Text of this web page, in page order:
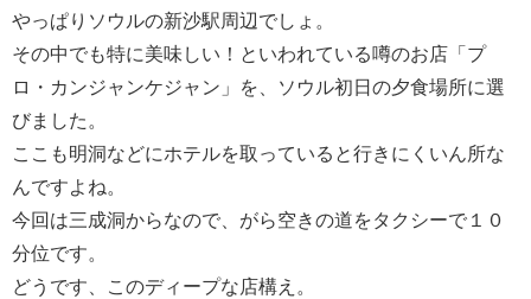
やっぱりソウルの新沙駅周辺でしょ。
その中でも特に美味しい！といわれている噂のお店「プ
ロ・カンジャンケジャン」を、ソウル初日の夕食場所に選
びました。
ここも明洞などにホテルを取っていると行きにくいん所な
んですよね。
今回は三成洞からなので、がら空きの道をタクシーで１０
分位です。
どうです、このディープな店構え。